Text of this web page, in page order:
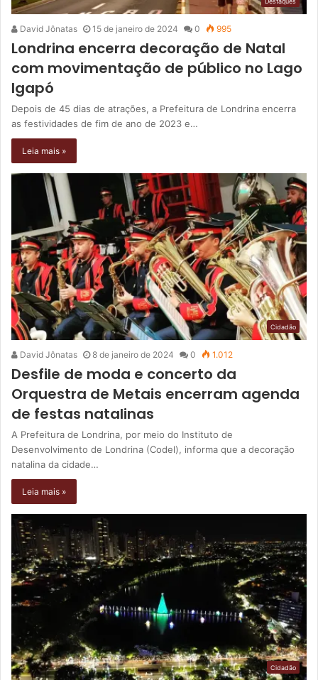
David Jônatas 15 de janeiro de 2024 0 995
Londrina encerra decoração de Natal
com movimentação de público no Lago
Igapó
Depois de 45 dias de atrações, a Prefeitura de Londrina encerra
as festividades de fim de ano de 2023 e…
Leia mais »
Cidadão
David Jônatas 8 de janeiro de 2024 0 1.012
Desfile de moda e concerto da
Orquestra de Metais encerram agenda
de festas natalinas
A Prefeitura de Londrina, por meio do Instituto de
Desenvolvimento de Londrina (Codel), informa que a decoração
natalina da cidade…
Leia mais »
Cidadão